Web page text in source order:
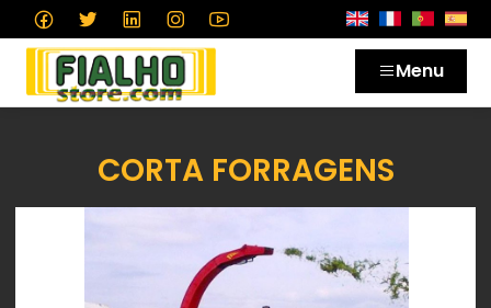
Menu
CORTA FORRAGENS